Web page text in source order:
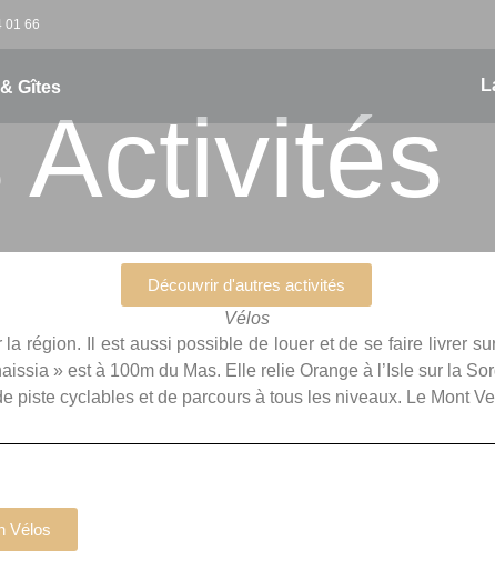
01 66
Gîtes
Activités
Découvrir d'autres activités
Vélos
région. Il est aussi possible de louer et de se faire livrer
» est à 100m du Mas. Elle relie Orange à l’Isle sur la
piste cyclables et de parcours à tous les niveaux. Le Mont
Vélos